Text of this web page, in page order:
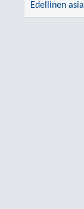
Edellinen asia